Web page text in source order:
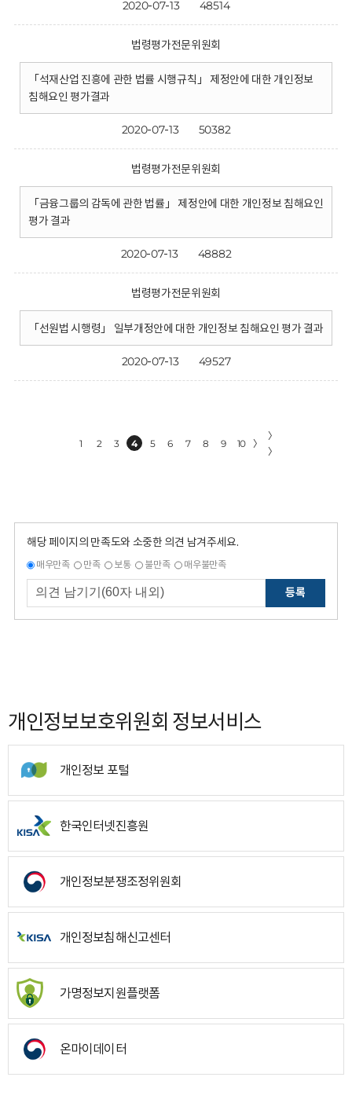
2020-07-13 48514
법령평가전문위원회
「석재산업 진흥에 관한 법률 시행규칙」 제정안에 대한 개인정보
침해요인 평가결과
2020-07-13 50382
법령평가전문위원회
「금융그룹의 감독에 관한 법률」 제정안에 대한 개인정보 침해요인
평가 결과
2020-07-13 48882
법령평가전문위원회
「선원법 시행령」 일부개정안에 대한 개인정보 침해요인 평가 결과
2020-07-13 49527
1 2 3 4 5 6 7 8 9 10 〉
〉
〉
해당 페이지의 만족도와 소중한 의견 남겨주세요.
매우만족 만족 보통 불만족 매우불만족
등록
개인정보보호위원회 정보서비스
개인정보 포털
한국인터넷진흥원
개인정보분쟁조정위원회
개인정보침해신고센터
가명정보지원플랫폼
온마이데이터